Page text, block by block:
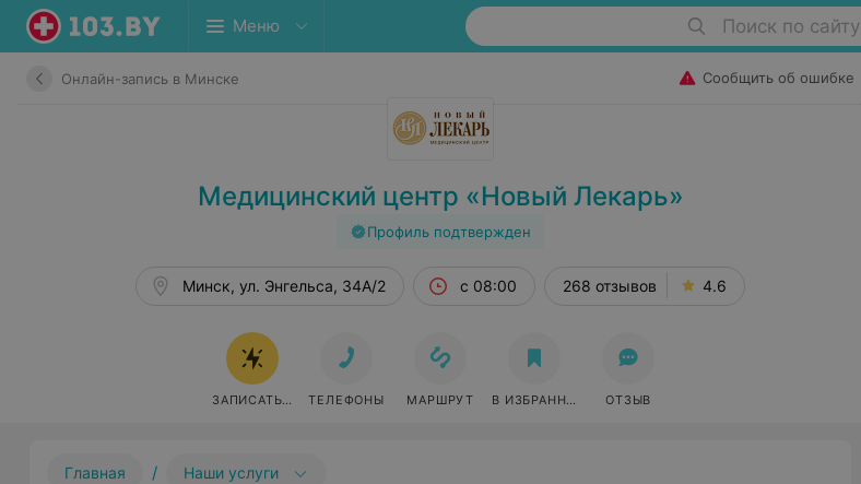
Меню Поиск по сайту
Онлайн-запись в Минске Сообщить об ошибке
Медицинский центр «Новый Лекарь»
Профиль подтвержден
Минск, ул. Энгельса, 34А/2 с 08:00 268 отзывов 4.6
ЗАПИСАТЬСЯ ОНЛАЙН
ТЕЛЕФОНЫ МАРШРУТ В ИЗБРАННОЕ ОТЗЫВ
Главная / Наши услуги